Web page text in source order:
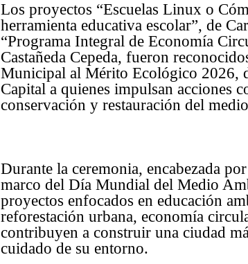
Los proyectos “Escuelas Linux o
herramienta educativa escolar”, de
“Programa Integral de Economía
Castañeda Cepeda, fueron
Municipal al Mérito Ecológico 2026,
Capital a quienes impulsan acciones
conservación y restauración del
Durante la ceremonia, encabezada
marco del Día Mundial del Medio
proyectos enfocados en educación
reforestación urbana, economía
contribuyen a construir una ciudad
cuidado de su entorno.